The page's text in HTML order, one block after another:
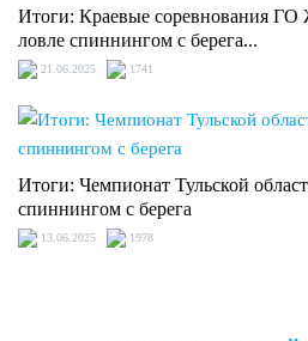
Итоги: Краевые соревнования ГО
ловле спиннингом с берега...
21.06.2025 1741
Итоги: Чемпионат Тульской
спиннингом с берега
13.06.2025 1978